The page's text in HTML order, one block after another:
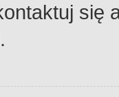
się